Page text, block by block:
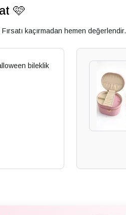
🩷
kaçırmadan hemen değerlendir.
bileklik